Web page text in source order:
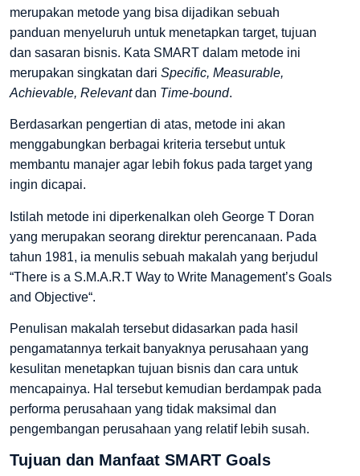
merupakan metode yang bisa dijadikan sebuah
panduan menyeluruh untuk menetapkan target, tujuan
dan sasaran bisnis. Kata SMART dalam metode ini
merupakan singkatan dari Specific, Measurable,
Achievable, Relevantdan Time-bound.
Berdasarkan pengertian di atas, metode ini akan
menggabungkan berbagai kriteria tersebut untuk
membantu manajer agar lebih fokus pada target yang
ingin dicapai.
Istilah metode ini diperkenalkan oleh George T Doran
yang merupakan seorang direktur perencanaan. Pada
tahun 1981, ia menulis sebuah makalah yang berjudul
“There is a S.M.A.R.T Way to Write Management’s Goals
and Objective“.
Penulisan makalah tersebut didasarkan pada hasil
pengamatannya terkait banyaknya perusahaan yang
kesulitan menetapkan tujuan bisnis dan cara untuk
mencapainya. Hal tersebut kemudian berdampak pada
performa perusahaan yang tidak maksimal dan
pengembangan perusahaan yang relatif lebih susah.
Tujuan dan Manfaat SMART Goals